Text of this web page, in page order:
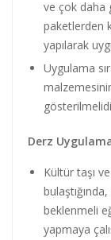
ve çok daha
paketlerden
yapılarak
Uygulama
Derz
Kültür taşı
beklenmeli
yapmaya